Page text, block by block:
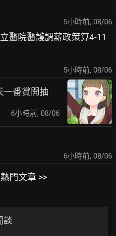
5小時前, 08/06
醫院醫護調薪政策算4-11
5小時前, 08/06
一番賞開抽
6小時前, 08/06
6小時前, 08/06
門文章 >>
談